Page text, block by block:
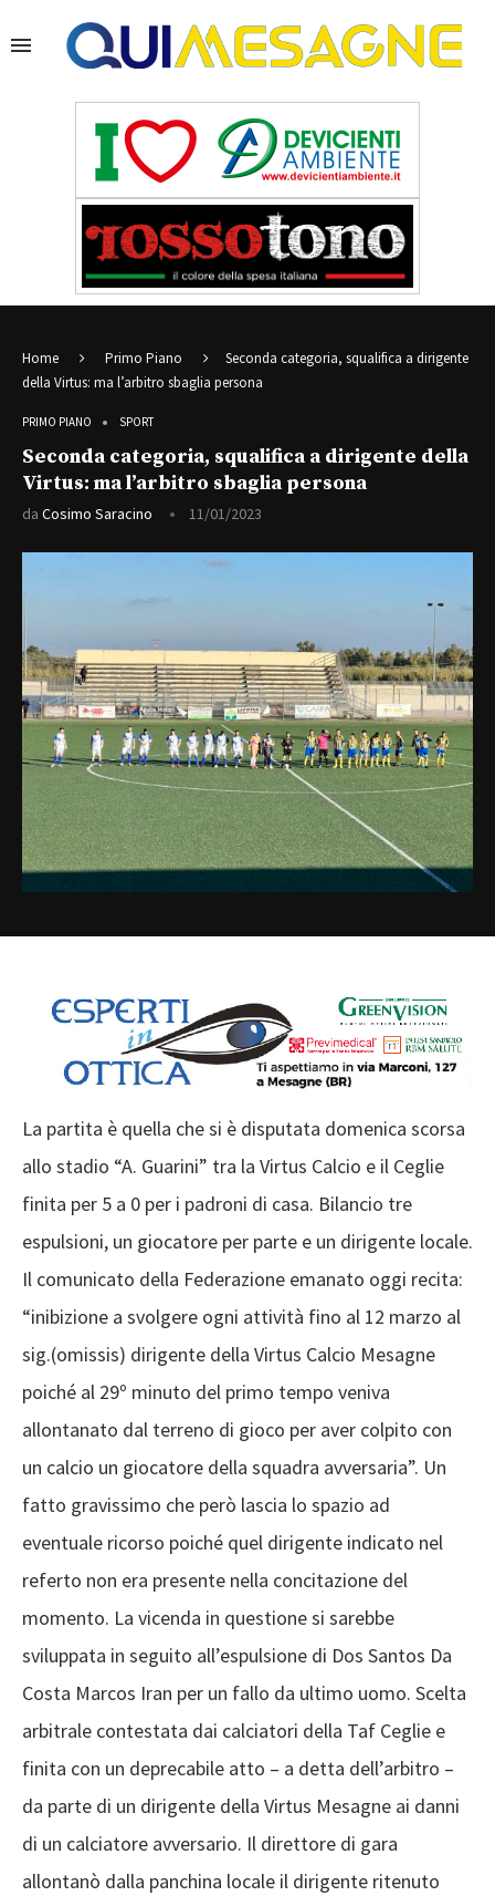
Home Primo Piano
Seconda categoria, squalifica a dirigente
della Virtus: ma l’arbitro sbaglia persona
PRIMO PIANO SPORT
Seconda categoria, squalifica a dirigente della
Virtus: ma l’arbitro sbaglia persona
da Cosimo Saracino 11/01/2023
La partita è quella che si è disputata domenica scorsa
allo stadio “A. Guarini” tra la Virtus Calcio e il Ceglie
finita per 5 a 0 per i padroni di casa. Bilancio tre
espulsioni, un giocatore per parte e un dirigente locale.
Il comunicato della Federazione emanato oggi recita:
“inibizione a svolgere ogni attività fino al 12 marzo al
sig.(omissis) dirigente della Virtus Calcio Mesagne
poiché al 29º minuto del primo tempo veniva
allontanato dal terreno di gioco per aver colpito con
un calcio un giocatore della squadra avversaria”. Un
fatto gravissimo che però lascia lo spazio ad
eventuale ricorso poiché quel dirigente indicato nel
referto non era presente nella concitazione del
momento. La vicenda in questione si sarebbe
sviluppata in seguito all’espulsione di Dos Santos Da
Costa Marcos Iran per un fallo da ultimo uomo. Scelta
arbitrale contestata dai calciatori della Taf Ceglie e
finita con un deprecabile atto – a detta dell’arbitro –
da parte di un dirigente della Virtus Mesagne ai danni
di un calciatore avversario. Il direttore di gara
allontanò dalla panchina locale il dirigente ritenuto